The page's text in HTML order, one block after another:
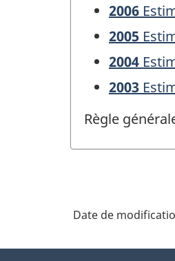
2006
2005
2004
2003
Règle
Date de